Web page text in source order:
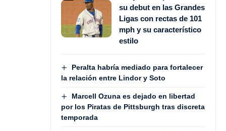
su debut en las Grandes
Ligas con rectas de 101
mph y su característico
estilo
Peralta habría mediado para fortalecer
la relación entre Lindor y Soto
Marcell Ozuna es dejado en libertad
por los Piratas de Pittsburgh tras discreta
temporada